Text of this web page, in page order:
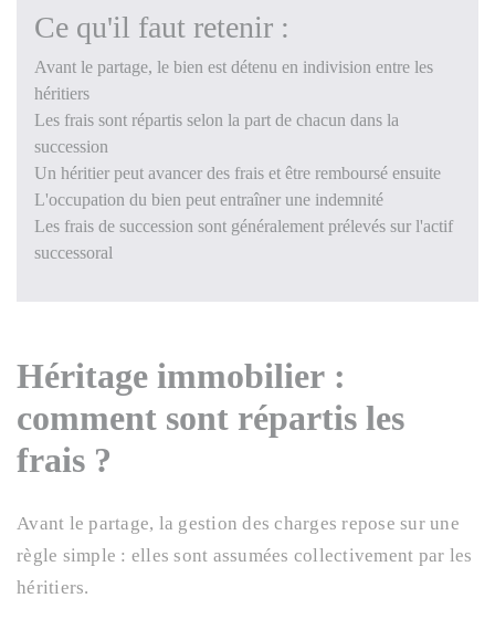
Ce qu'il faut retenir :
Avant le partage, le bien est détenu en indivision entre les
héritiers
Les frais sont répartis selon la part de chacun dans la
succession
Un héritier peut avancer des frais et être remboursé ensuite
L'occupation du bien peut entraîner une indemnité
Les frais de succession sont généralement prélevés sur l'actif
successoral
Héritage immobilier :
comment sont répartis les
frais ?
Avant le partage, la gestion des charges repose sur une
règle simple : elles sont assumées collectivement par les
héritiers.